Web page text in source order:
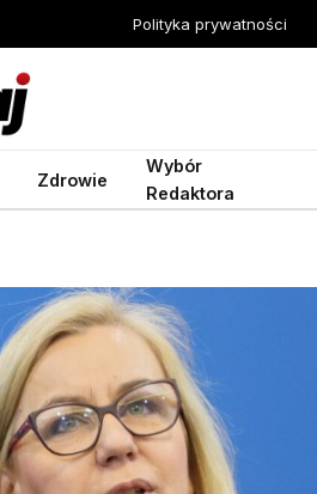
Polityka prywatności
Zdrowie
Wybór
Redaktora